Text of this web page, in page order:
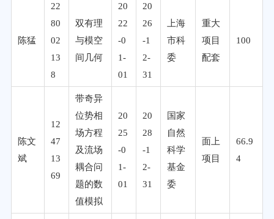
陈猛
22
80
02
13
8
双有理
与模空
间几何
20
22
-0
1-
01
20
26
-1
2-
31
上海
市科
委
重大
项目
配套
100
陈文
斌
12
47
13
69
带奇异
位势相
场方程
及流场
耦合问
题的数
值模拟
20
25
-0
1-
01
20
28
-1
2-
31
国家
自然
科学
基金
委
面上
项目
66.9
4